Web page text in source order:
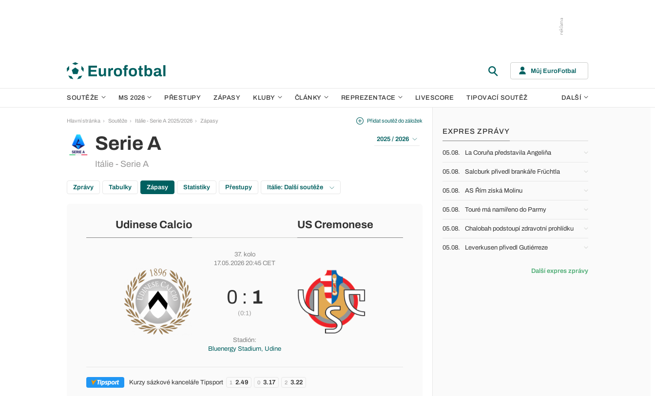
Můj EuroFotbal
SOUTĚŽE MS 2026 PŘESTUPY ZÁPASY KLUBY ČLÁNKY REPREZENTACE LIVESCORE TIPOVACÍ SOUTĚŽ DALŠÍ
Hlavní stránka Soutěže Itálie - Serie A 2025/2026 Zápasy
Serie A
Itálie - Serie A
Přidat soutěž do záložek
2025 / 2026
Zprávy Tabulky Zápasy Statistiky Přestupy Itálie: Další soutěže
Udinese Calcio US Cremonese
37. kolo
17.05.2026 20:45 CET
0 : 1
(0:1)
Stadión:
Bluenergy Stadium, Udine
Kurzy sázkové kanceláře Tipsport 1 2.49 0 3.17 2 3.22
EXPRES ZPRÁVY
05.08. La Coruňa představila Angeliňa
05.08. Salcburk přivedl brankáře Früchtla
05.08. AS Řím získá Molinu
05.08. Touré má namířeno do Parmy
05.08. Chalobah podstoupí zdravotní prohlídku
05.08. Leverkusen přivedl Gutiérreze
Další expres zprávy